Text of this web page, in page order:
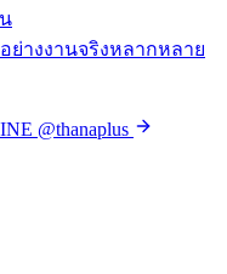
ย่างงานจริงหลากหลาย
@thanaplus